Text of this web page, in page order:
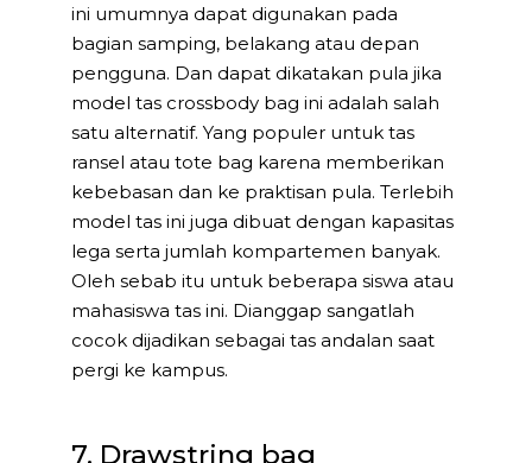
ini umumnya dapat digunakan pada
bagian samping, belakang atau depan
pengguna. Dan dapat dikatakan pula jika
model tas crossbody bag ini adalah salah
satu alternatif. Yang populer untuk tas
ransel atau tote bag karena memberikan
kebebasan dan ke praktisan pula. Terlebih
model tas ini juga dibuat dengan kapasitas
lega serta jumlah kompartemen banyak.
Oleh sebab itu untuk beberapa siswa atau
mahasiswa tas ini. Dianggap sangatlah
cocok dijadikan sebagai tas andalan saat
pergi ke kampus.
7. Drawstring bag